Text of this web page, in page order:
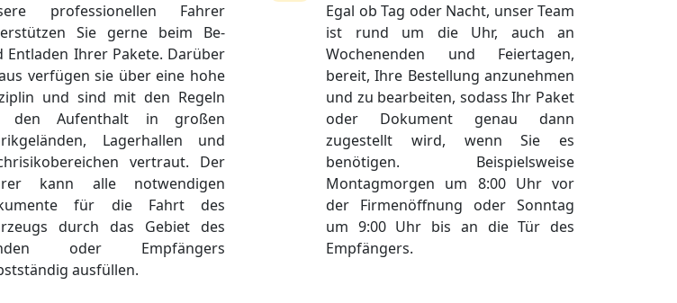
professionellen Fahrer
Sie gerne beim Be-
Entladen Ihrer Pakete. Darüber
verfügen sie über eine hohe
und sind mit den Regeln
den Aufenthalt in großen
Lagerhallen und
vertraut. Der
kann alle notwendigen
für die Fahrt des
durch das Gebiet des
oder Empfängers
ausfüllen.
Egal ob Tag oder Nacht, unser Team
ist rund um die Uhr, auch an
Wochenenden und Feiertagen,
bereit, Ihre Bestellung anzunehmen
und zu bearbeiten, sodass Ihr Paket
oder Dokument genau dann
zugestellt wird, wenn Sie es
benötigen. Beispielsweise
Montagmorgen um 8:00 Uhr vor
der Firmenöffnung oder Sonntag
um 9:00 Uhr bis an die Tür des
Empfängers.